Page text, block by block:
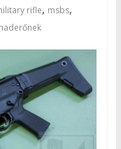
rifle, msbs,